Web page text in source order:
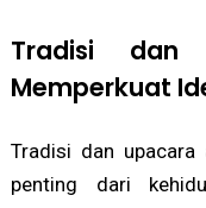
Tradisi dan
Memperkuat
Tradisi dan
penting dari